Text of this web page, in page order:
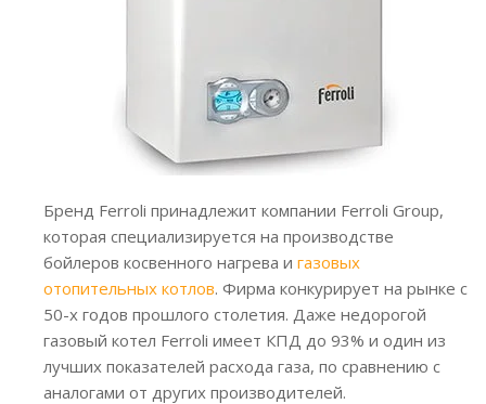
Бренд Ferroli принадлежит компании Ferroli Group,
которая специализируется на производстве
бойлеров косвенного нагрева и газовых
отопительных котлов. Фирма конкурирует на рынке с
50-х годов прошлого столетия. Даже недорогой
газовый котел Ferroli имеет КПД до 93% и один из
лучших показателей расхода газа, по сравнению с
аналогами от других производителей.